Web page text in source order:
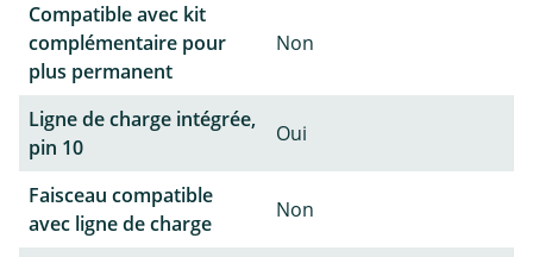
Compatible avec kit
complémentaire pour
plus permanent
Non
Ligne de charge intégrée,
pin 10
Oui
Faisceau compatible
avec ligne de charge
Non